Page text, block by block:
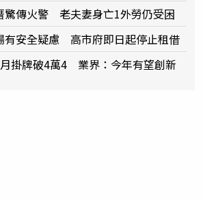
驚傳火警 老夫妻身亡1外勞仍受困
有安全疑慮 高市府即日起停止租借
掛牌破4萬4 業界：今年有望創新